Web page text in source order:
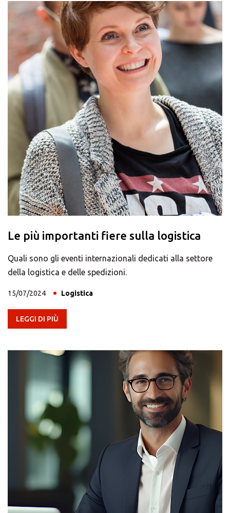
Le più importanti fiere sulla logistica
Quali sono gli eventi internazionali dedicati alla settore
della logistica e delle spedizioni.
15/07/2024 Logistica
LEGGI DI PIÙ